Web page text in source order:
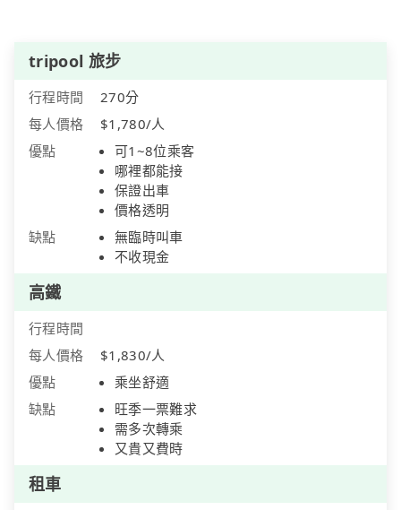
tripool 旅步
行程時間
270分
每人價格
$1,780/人
優點
可1~8位乘客
哪裡都能接
保證出車
價格透明
缺點
無臨時叫車
不收現金
高鐵
行程時間
每人價格
$1,830/人
優點
乘坐舒適
缺點
旺季一票難求
需多次轉乘
又貴又費時
租車